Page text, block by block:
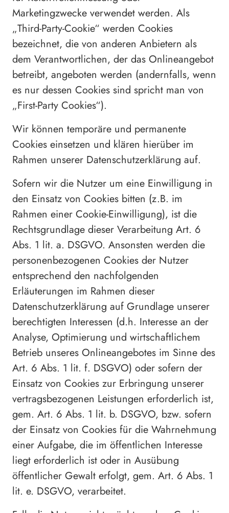
Marketingzwecke verwendet werden. Als
„Third-Party-Cookie“ werden Cookies
bezeichnet, die von anderen Anbietern als
dem Verantwortlichen, der das Onlineangebot
betreibt, angeboten werden (andernfalls, wenn
es nur dessen Cookies sind spricht man von
„First-Party Cookies“).
Wir können temporäre und permanente
Cookies einsetzen und klären hierüber im
Rahmen unserer Datenschutzerklärung auf.
Sofern wir die Nutzer um eine Einwilligung in
den Einsatz von Cookies bitten (z.B. im
Rahmen einer Cookie-Einwilligung), ist die
Rechtsgrundlage dieser Verarbeitung Art. 6
Abs. 1 lit. a. DSGVO. Ansonsten werden die
personenbezogenen Cookies der Nutzer
entsprechend den nachfolgenden
Erläuterungen im Rahmen dieser
Datenschutzerklärung auf Grundlage unserer
berechtigten Interessen (d.h. Interesse an der
Analyse, Optimierung und wirtschaftlichem
Betrieb unseres Onlineangebotes im Sinne des
Art. 6 Abs. 1 lit. f. DSGVO) oder sofern der
Einsatz von Cookies zur Erbringung unserer
vertragsbezogenen Leistungen erforderlich ist,
gem. Art. 6 Abs. 1 lit. b. DSGVO, bzw. sofern
der Einsatz von Cookies für die Wahrnehmung
einer Aufgabe, die im öffentlichen Interesse
liegt erforderlich ist oder in Ausübung
öffentlicher Gewalt erfolgt, gem. Art. 6 Abs. 1
lit. e. DSGVO, verarbeitet.